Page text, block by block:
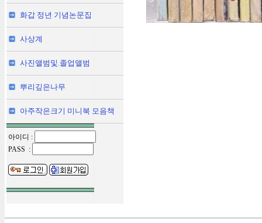
화갑 정년 기념논문집
사상계
사진앨범및.졸업앨범
뿌리깊은나무
아주작은크기 미니북 모음책
아이디 :
PASS :